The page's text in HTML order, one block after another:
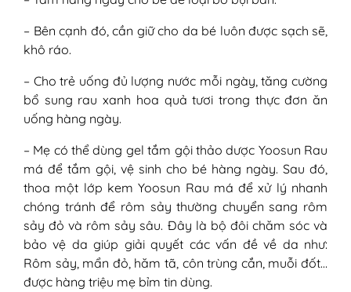
– Bên cạnh đó, cần giữ cho da bé luôn được sạch sẽ,
khô ráo.
– Cho trẻ uống đủ lượng nước mỗi ngày, tăng cường
bổ sung rau xanh hoa quả tươi trong thực đơn ăn
uống hàng ngày.
– Mẹ có thể dùng gel tắm gội thảo dược Yoosun Rau
má để tắm gội, vệ sinh cho bé hàng ngày. Sau đó,
thoa một lớp kem Yoosun Rau má để xử lý nhanh
chóng tránh để rôm sảy thường chuyển sang rôm
sảy đỏ và rôm sảy sâu. Đây là bộ đôi chăm sóc và
bảo vệ da giúp giải quyết các vấn đề về da như:
Rôm sảy, mẩn đỏ, hăm tã, côn trùng cắn, muỗi đốt…
được hàng triệu mẹ bỉm tin dùng.